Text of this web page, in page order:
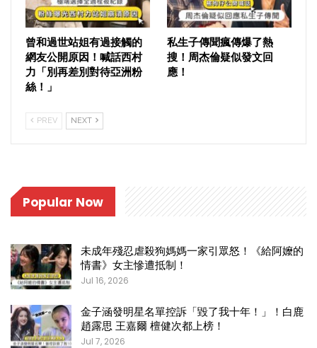
曾和過世站姐有過接觸的
網友公開原因！喊話西村
力「別再差別對待亞洲粉
絲！」
私生子傳聞瘋傳爆了熱
搜！周杰倫疑似發文回
應！
PREV NEXT
Popular Now
未成年殘忍虐殺狗媽媽一家引眾怒！《給阿嬤的
情書》女主慘遭抵制！
Jul 16, 2026
金子涵發明星名單控訴「毀了我十年！」！白鹿
趙露思 王嘉爾 檀健次都上榜！
Jul 7, 2026